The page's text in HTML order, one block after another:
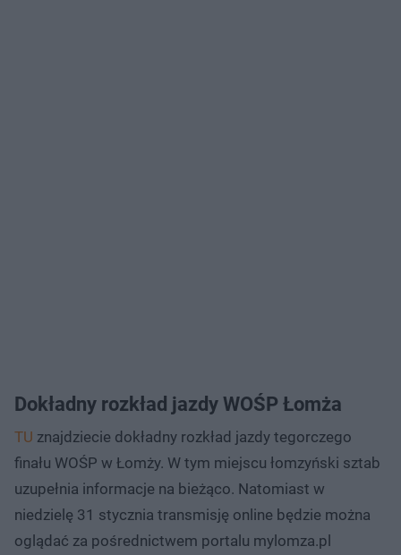
Dokładny rozkład jazdy WOŚP Łomża
TU znajdziecie dokładny rozkład jazdy tegorczego
finału WOŚP w Łomży. W tym miejscu łomzyński sztab
uzupełnia informacje na bieżąco. Natomiast w
niedzielę 31 stycznia transmisję online będzie można
oglądać za pośrednictwem portalu mylomza.pl